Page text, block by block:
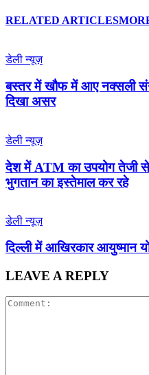
RELATED ARTICLES
डेली न्यूज़
बस्तर में खौफ में आए नक्सली
दिखा असर
डेली न्यूज़
देश में ATM का उपयोग तेजी से
भुगतान का इस्तेमाल कर रहे
डेली न्यूज़
द‍िल्‍ली में आख‍िरकार आयुष्‍मान
LEAVE A REPLY